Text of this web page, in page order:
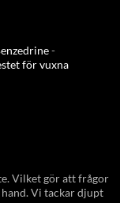
-
för vuxna
Vilket gör att frågor
Vi tackar djupt